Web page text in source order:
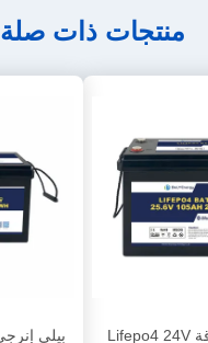
منتجات ذات صلة
آمنة وموثوقة Lifepo4 24V